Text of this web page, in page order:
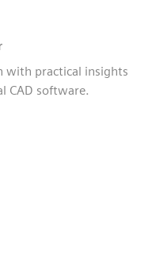
with practical insights
CAD software.